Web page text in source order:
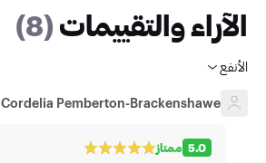
الآراء والتقييمات (8)
الأنفع
Cordelia Pemberton-Brackenshawe
5.0 ممتاز